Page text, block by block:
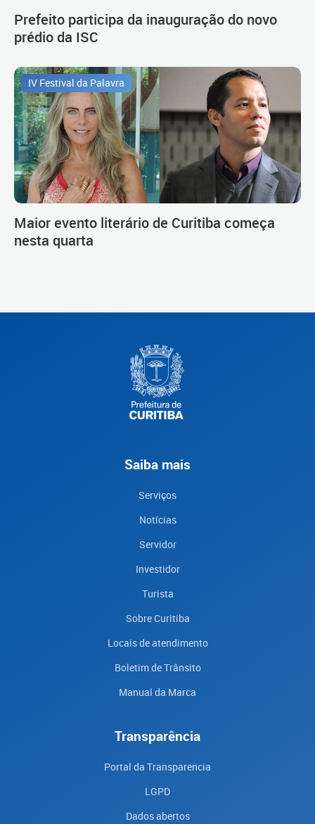
Prefeito participa da inauguração do novo
prédio da ISC
IV Festival da Palavra
Maior evento literário de Curitiba começa
nesta quarta
Saiba mais
Serviços
Notícias
Servidor
Investidor
Turista
Sobre Curitiba
Locais de atendimento
Boletim de Trânsito
Manual da Marca
Transparência
Portal da Transparencia
LGPD
Dados abertos